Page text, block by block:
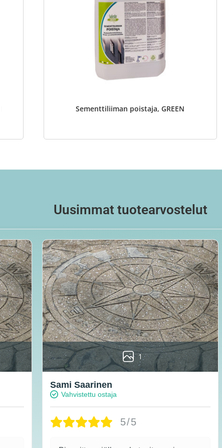
Sementtiliiman poistaja, GREEN
Uusimmat tuotearvostelut
1
Sami Saarinen
Vahvistettu ostaja
5/5